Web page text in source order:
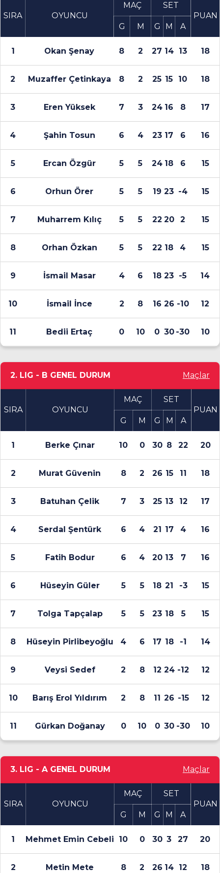
SIRA OYUNCU
MAÇ
SET
PUAN
G
M G M A
1 Okan Şenay 8 2 27 14 13 18
2 Muzaffer Çetinkaya 8 2 25 15 10 18
3 Eren Yüksek 7 3 24 16 8 17
4 Şahin Tosun 6 4 23 17 6 16
5 Ercan Özgür 5 5 24 18 6 15
6 Orhun Örer 5 5 19 23 -4 15
7 Muharrem Kılıç 5 5 22 20 2 15
8 Orhan Özkan 5 5 22 18 4 15
9 İsmail Masar 4 6 18 23 -5 14
10 İsmail İnce 2 8 16 26 -10 12
11 Bedii Ertaç 0 10 0 30 -30 10
2. LIG - B GENEL DURUM Maçlar
SIRA OYUNCU
MAÇ
SET
PUAN
G
M G M A
1 Berke Çınar 10 0 30 8 22 20
2 Murat Güvenin 8 2 26 15 11 18
3 Batuhan Çelik 7 3 25 13 12 17
4 Serdal Şentürk 6 4 21 17 4 16
5 Fatih Bodur 6 4 20 13 7 16
6 Hüseyin Güler 5 5 18 21 -3 15
7 Tolga Tapçalap 5 5 23 18 5 15
8 Hüseyin Pirlibeyoğlu 4 6 17 18 -1 14
9 Veysi Sedef 2 8 12 24 -12 12
10 Barış Erol Yıldırım 2 8 11 26 -15 12
11 Gürkan Doğanay 0 10 0 30 -30 10
3. LIG - A GENEL DURUM Maçlar
SIRA OYUNCU
MAÇ
SET
PUAN
G
M G M A
1 Mehmet Emin Cebeli 10 0 30 3 27 20
2 Metin Mete 8 2 26 14 12 18